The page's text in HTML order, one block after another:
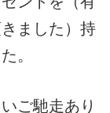
ました）持
。
ご馳走あり